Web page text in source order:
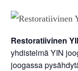
Restoratiivinen
yhdistelmä YIN
joogassa